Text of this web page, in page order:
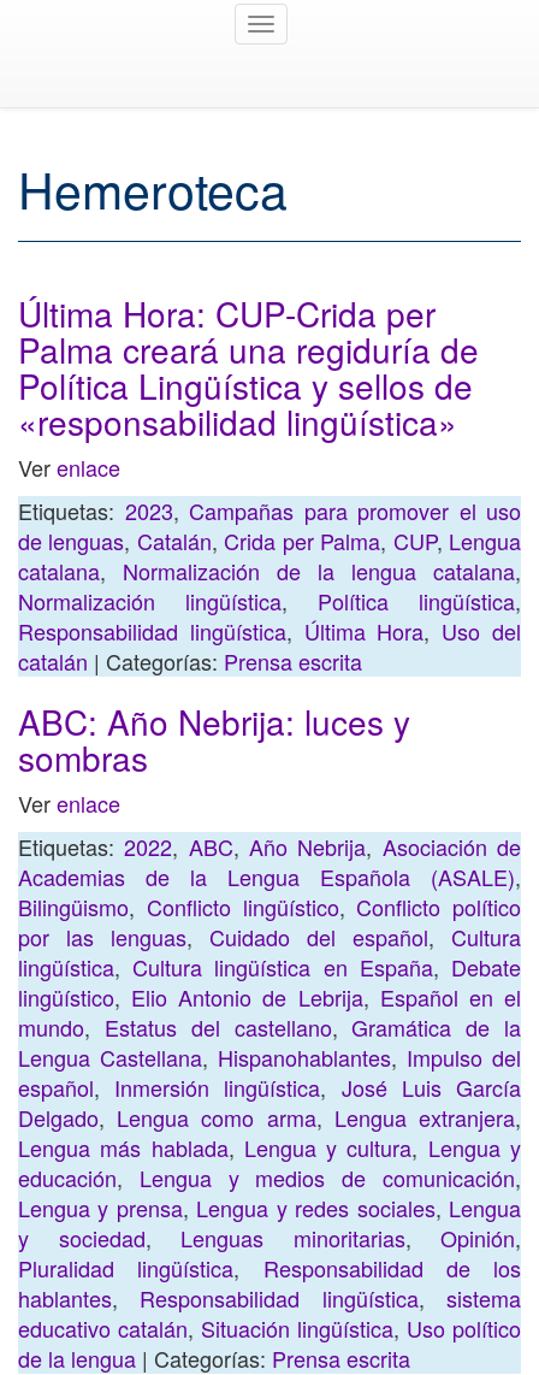
Toggle
Hemeroteca
Última Hora: CUP-Crida per
Palma creará una regiduría de
Política Lingüística y sellos de
«responsabilidad lingüística»
Verenlace
Etiquetas: 2023, Campañas para promover el uso
de lenguas, Catalán,Crida per Palma, CUP, Lengua
catalana, Normalización de la lengua catalana,
Normalización lingüística, Política lingüística,
Responsabilidad lingüística, Última Hora, Uso del
catalán | Categorías: Prensa escrita
ABC: Año Nebrija: luces y
sombras
Verenlace
Etiquetas:2022, ABC,Año Nebrija, Asociación de
Academias de la Lengua Española (ASALE),
Bilingüismo, Conflicto lingüístico,Conflicto político
por las lenguas, Cuidado del español, Cultura
lingüística,Cultura lingüística en España, Debate
lingüístico, Elio Antonio de Lebrija, Español en el
mundo, Estatus del castellano,Gramática de la
Lengua Castellana, Hispanohablantes, Impulso del
español, Inmersión lingüística, José Luis García
Delgado, Lengua como arma, Lengua extranjera,
Lengua más hablada, Lengua y cultura, Lengua y
educación, Lengua y medios de comunicación,
Lengua y prensa, Lengua y redes sociales, Lengua
y sociedad, Lenguas minoritarias, Opinión,
Pluralidad lingüística, Responsabilidad de los
hablantes, Responsabilidad lingüística,sistema
educativo catalán, Situación lingüística, Uso político
de la lengua | Categorías: Prensa escrita